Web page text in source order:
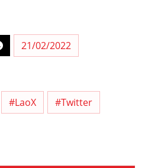
21/02/2022
#LaoX #Twitter